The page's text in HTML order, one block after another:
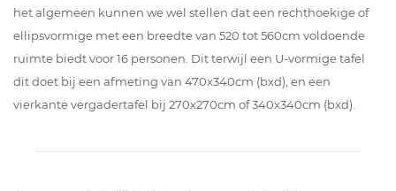
het algemeen kunnen we wel stellen dat een rechthoekige of
ellipsvormige met een breedte van 520 tot 560cm voldoende
ruimte biedt voor 16 personen. Dit terwijl een U-vormige tafel
dit doet bij een afmeting van 470x340cm (bxd), en een
vierkante vergadertafel bij 270x270cm of 340x340cm (bxd).